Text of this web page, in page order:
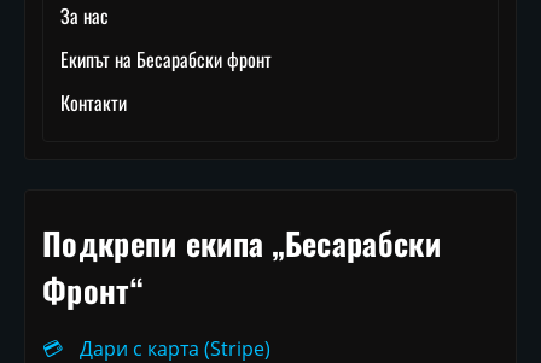
За нас
Екипът на Бесарабски фронт
Контакти
Подкрепи екипа „Бесарабски
Фронт“
💳
Дари с карта (Stripe)